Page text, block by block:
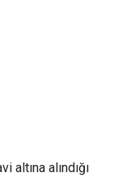
altına alındığı